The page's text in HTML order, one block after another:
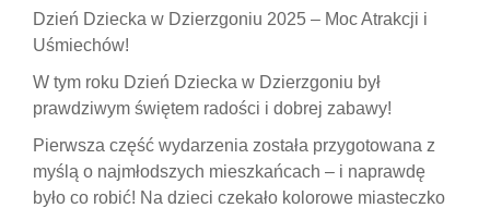
Dzień Dziecka w Dzierzgoniu 2025 – Moc Atrakcji i
Uśmiechów!
W tym roku Dzień Dziecka w Dzierzgoniu był
prawdziwym świętem radości i dobrej zabawy!
Pierwsza część wydarzenia została przygotowana z
myślą o najmłodszych mieszkańcach – i naprawdę
było co robić! Na dzieci czekało kolorowe miasteczko